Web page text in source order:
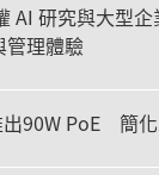
AI 研究與大型
管理體驗
90W PoE 簡